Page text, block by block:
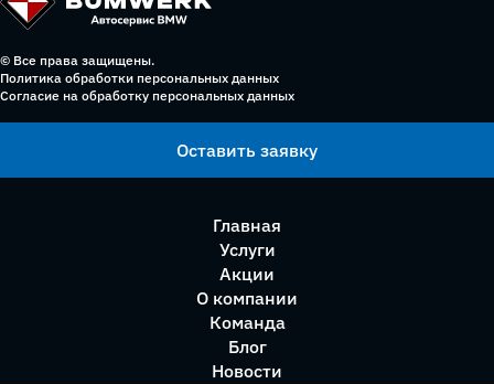
© Все права защищены.
Политика обработки персональных данных
Согласие на обработку персональных данных
Оставить заявку
Главная
Услуги
Акции
О компании
Команда
Блог
Новости